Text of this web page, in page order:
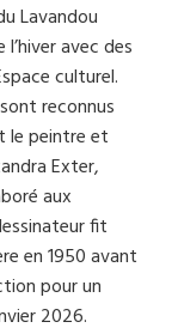
Lavandou
avec des
culturel.
reconnus
le peintre et
Exter,
aux
fit
en 1950 avant
pour un
2026.